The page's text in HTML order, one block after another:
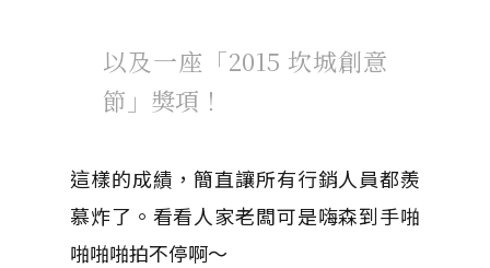
以及一座「2015 坎城創意
節」獎項！
這樣的成績，簡直讓所有行銷人員都羨
慕炸了。看看人家老闆可是嗨森到手啪
啪啪啪拍不停啊～